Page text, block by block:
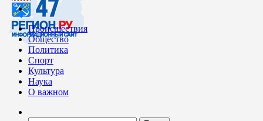
Происшествия
Общество
Политика
Спорт
Культура
Наука
О важном